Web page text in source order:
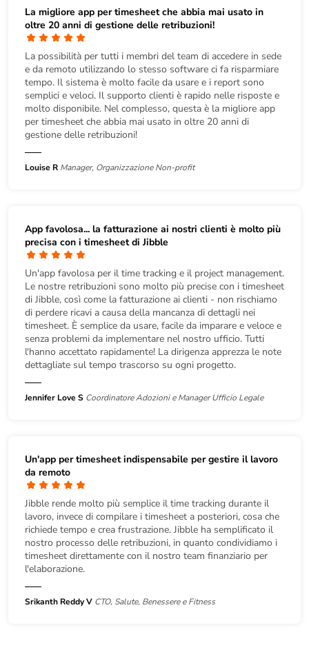
La migliore app per timesheet che abbia mai usato in
oltre 20 anni di gestione delle retribuzioni!
La possibilità per tutti i membri del team di accedere in sede
e da remoto utilizzando lo stesso software ci fa risparmiare
tempo. Il sistema è molto facile da usare e i report sono
semplici e veloci. Il supporto clienti è rapido nelle risposte e
molto disponibile. Nel complesso, questa è la migliore app
per timesheet che abbia mai usato in oltre 20 anni di
gestione delle retribuzioni!
Louise R Manager, Organizzazione Non-profit
App favolosa... la fatturazione ai nostri clienti è molto più
precisa con i timesheet di Jibble
Un'app favolosa per il time tracking e il project management.
Le nostre retribuzioni sono molto più precise con i timesheet
di Jibble, così come la fatturazione ai clienti - non rischiamo
di perdere ricavi a causa della mancanza di dettagli nei
timesheet. È semplice da usare, facile da imparare e veloce e
senza problemi da implementare nel nostro ufficio. Tutti
l'hanno accettato rapidamente! La dirigenza apprezza le note
dettagliate sul tempo trascorso su ogni progetto.
Jennifer Love S Coordinatore Adozioni e Manager Ufficio Legale
Un'app per timesheet indispensabile per gestire il lavoro
da remoto
Jibble rende molto più semplice il time tracking durante il
lavoro, invece di compilare i timesheet a posteriori, cosa che
richiede tempo e crea frustrazione. Jibble ha semplificato il
nostro processo delle retribuzioni, in quanto condividiamo i
timesheet direttamente con il nostro team finanziario per
l'elaborazione.
Srikanth Reddy V CTO, Salute, Benessere e Fitness